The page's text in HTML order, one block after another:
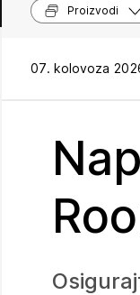
Proizvodi
07. kolovoza